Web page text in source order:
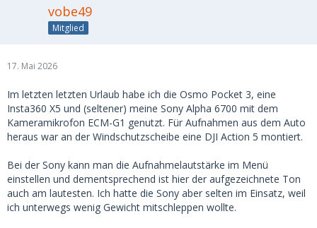
vobe49
Mitglied
17. Mai 2026
Im letzten letzten Urlaub habe ich die Osmo Pocket 3, eine
Insta360 X5 und (seltener) meine Sony Alpha 6700 mit dem
Kameramikrofon ECM-G1 genutzt. Für Aufnahmen aus dem Auto
heraus war an der Windschutzscheibe eine DJI Action 5 montiert.
Bei der Sony kann man die Aufnahmelautstärke im Menü
einstellen und dementsprechend ist hier der aufgezeichnete Ton
auch am lautesten. Ich hatte die Sony aber selten im Einsatz, weil
ich unterwegs wenig Gewicht mitschleppen wollte.